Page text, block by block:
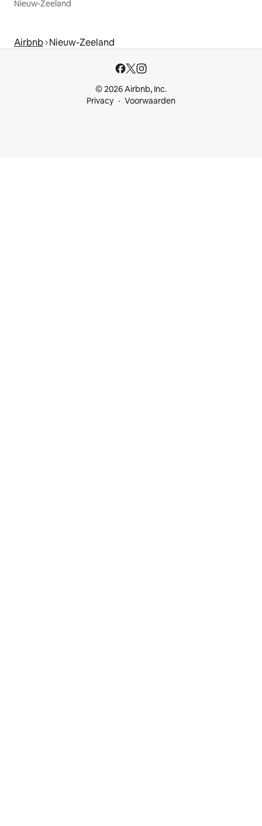
Nieuw-Zeeland
Airbnb Nieuw-Zeeland
© 2026 Airbnb, Inc.
Privacy
Voorwaarden